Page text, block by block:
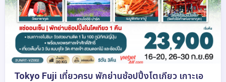
Tokyo Fuji เที่ยวครบ พักย่านช้อปปิ้งโตเกียว เกาะเอ